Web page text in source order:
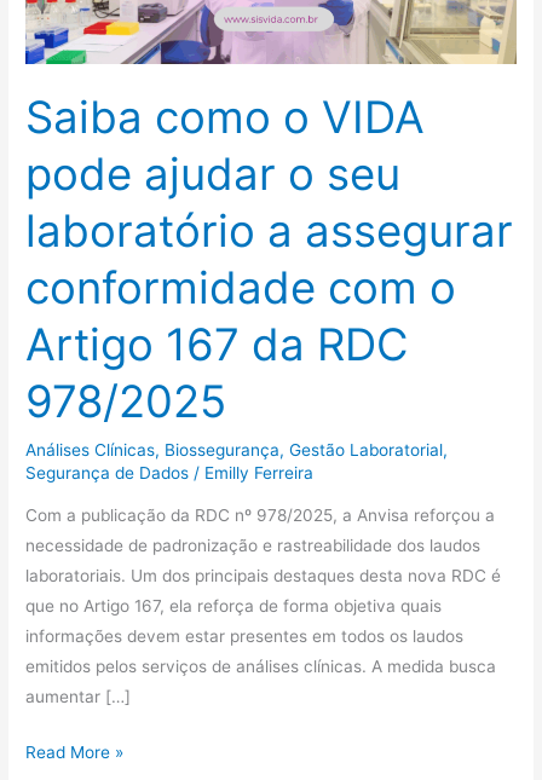
Saiba como o VIDA
pode ajudar o seu
laboratório a assegurar
conformidade com o
Artigo 167 da RDC
978/2025
Análises Clínicas, Biossegurança,Gestão Laboratorial,
Segurança de Dados / Emilly Ferreira
Com a publicação da RDC nº 978/2025, a Anvisa reforçou a
necessidade de padronização e rastreabilidade dos laudos
laboratoriais. Um dos principais destaques desta nova RDC é
que no Artigo 167, ela reforça de forma objetiva quais
informações devem estar presentes em todos os laudos
emitidos pelos serviços de análises clínicas. A medida busca
aumentar […]
o
seu
a
assegurar
conformidade
com
167
RDC
Read More »